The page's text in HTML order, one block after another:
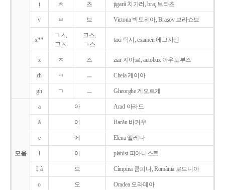
ţ ㅊ 츠 ţigarǎ 치가러, braţ 브라츠
v ㅂ 브 Victoria 빅토리아, Braşov 브라쇼브
x**
ㄱㅅ,
그ㅈ
크스,
ㄱ스
taxi 탁시, examen 에그자멘
z ㅈ 즈 ziar 지아르, autobuz 아우토부즈
ch ㅋ ㅡ Cheia 케이아
gh ㄱ ㅡ Gheorghe 게오르게
모음
a 아 Arad 아라드
ǎ 어 Bacǎu 바커우
e 에 Elena 엘레나
i 이 pianist 피아니스트
î, â 으 Cîmpina 큼피나, România 로므니아
o 오 Oradea 오라데아